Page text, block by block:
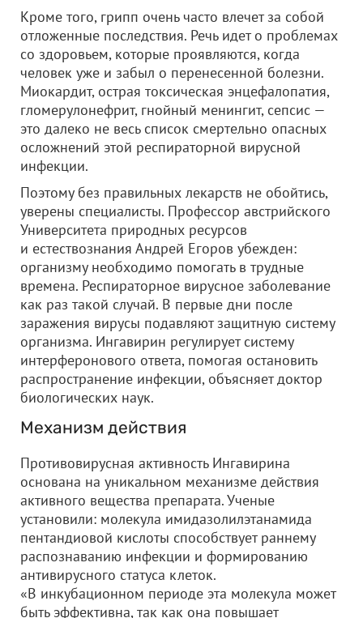
Кроме того, грипп очень часто влечет за собой
отложенные последствия. Речь идет о проблемах
со здоровьем, которые проявляются, когда
человек уже и забыл о перенесенной болезни.
Миокардит, острая токсическая энцефалопатия,
гломерулонефрит, гнойный менингит, сепсис —
это далеко не весь список смертельно опасных
осложнений этой респираторной вирусной
инфекции.
Поэтому без правильных лекарств не обойтись,
уверены специалисты. Профессор австрийского
Университета природных ресурсов
и естествознания Андрей Егоров убежден:
организму необходимо помогать в трудные
времена. Респираторное вирусное заболевание
как раз такой случай. В первые дни после
заражения вирусы подавляют защитную систему
организма. Ингавирин регулирует систему
интерферонового ответа, помогая остановить
распространение инфекции, объясняет доктор
биологических наук.
Механизм действия
Противовирусная активность Ингавирина
основана на уникальном механизме действия
активного вещества препарата. Ученые
установили: молекула имидазолилэтанамида
пентандиовой кислоты способствует раннему
распознаванию инфекции и формированию
антивирусного статуса клеток.
«В инкубационном периоде эта молекула может
быть эффективна, так как она повышает